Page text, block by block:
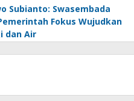
Subianto: Swasembada
Fokus Wujudkan
dan Air